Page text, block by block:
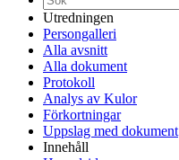
Utredningen
Persongalleri
Alla avsnitt
Alla dokument
Protokoll
Analys av Kulor
Förkortningar
Uppslag med dokument
Innehåll